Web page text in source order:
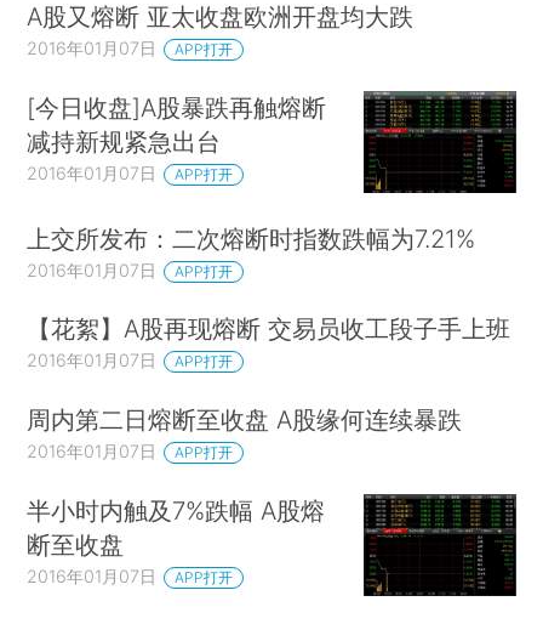
A股又熔断 亚太收盘欧洲开盘均大跌
2016年01月07日 APP打开
[今日收盘]A股暴跌再触熔断
减持新规紧急出台
2016年01月07日 APP打开
上交所发布：二次熔断时指数跌幅为7.21%
2016年01月07日 APP打开
【花絮】A股再现熔断 交易员收工段子手上班
2016年01月07日 APP打开
周内第二日熔断至收盘 A股缘何连续暴跌
2016年01月07日 APP打开
半小时内触及7%跌幅 A股熔
断至收盘
2016年01月07日 APP打开